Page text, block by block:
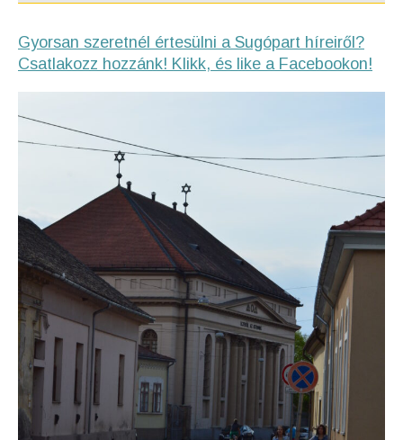
Gyorsan szeretnél értesülni a Sugópart híreiről?
Csatlakozz hozzánk! Klikk, és like a Facebookon!